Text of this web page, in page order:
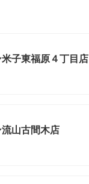
子東福原４丁目店
山古間木店